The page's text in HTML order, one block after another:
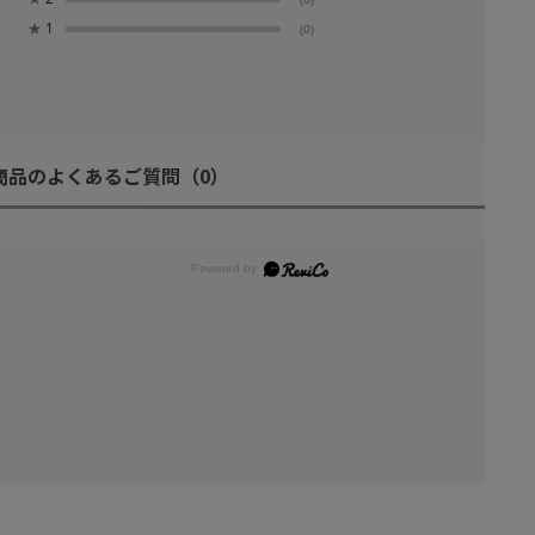
★ 1 (0)
品のよくあるご質問 （0）